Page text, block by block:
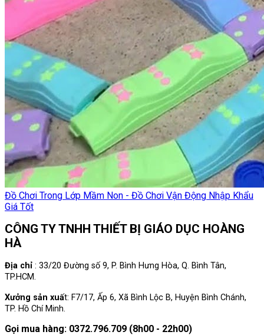
Đồ Chơi Trong Lớp Mầm Non - Đồ Chơi Vận Động Nhập Khẩu
Giá Tốt
CÔNG TY TNHH THIẾT BỊ GIÁO DỤC HOÀNG
HÀ
Địa chỉ : 33/20 Đường số 9, P. Bình Hưng Hòa, Q. Bình Tân,
TP.HCM.
Xưởng sản xuất: F7/17, Ấp 6, Xã Bình Lộc B, Huyện Bình Chánh,
TP. Hồ Chí Minh.
Gọi mua hàng: 0372.796.709 (8h00 - 22h00)